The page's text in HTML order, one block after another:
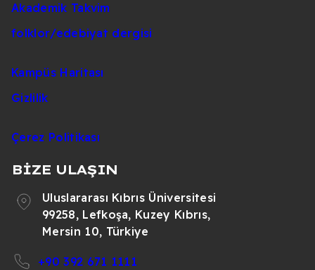
Akademik Takvim
folklor/edebiyat dergisi
Kampüs Haritası
Gizlilik
Çerez Politikası
BİZE ULAŞIN
Uluslararası Kıbrıs Üniversitesi
99258, Lefkoşa, Kuzey Kıbrıs,
Mersin 10, Türkiye
+90 392 671 1111